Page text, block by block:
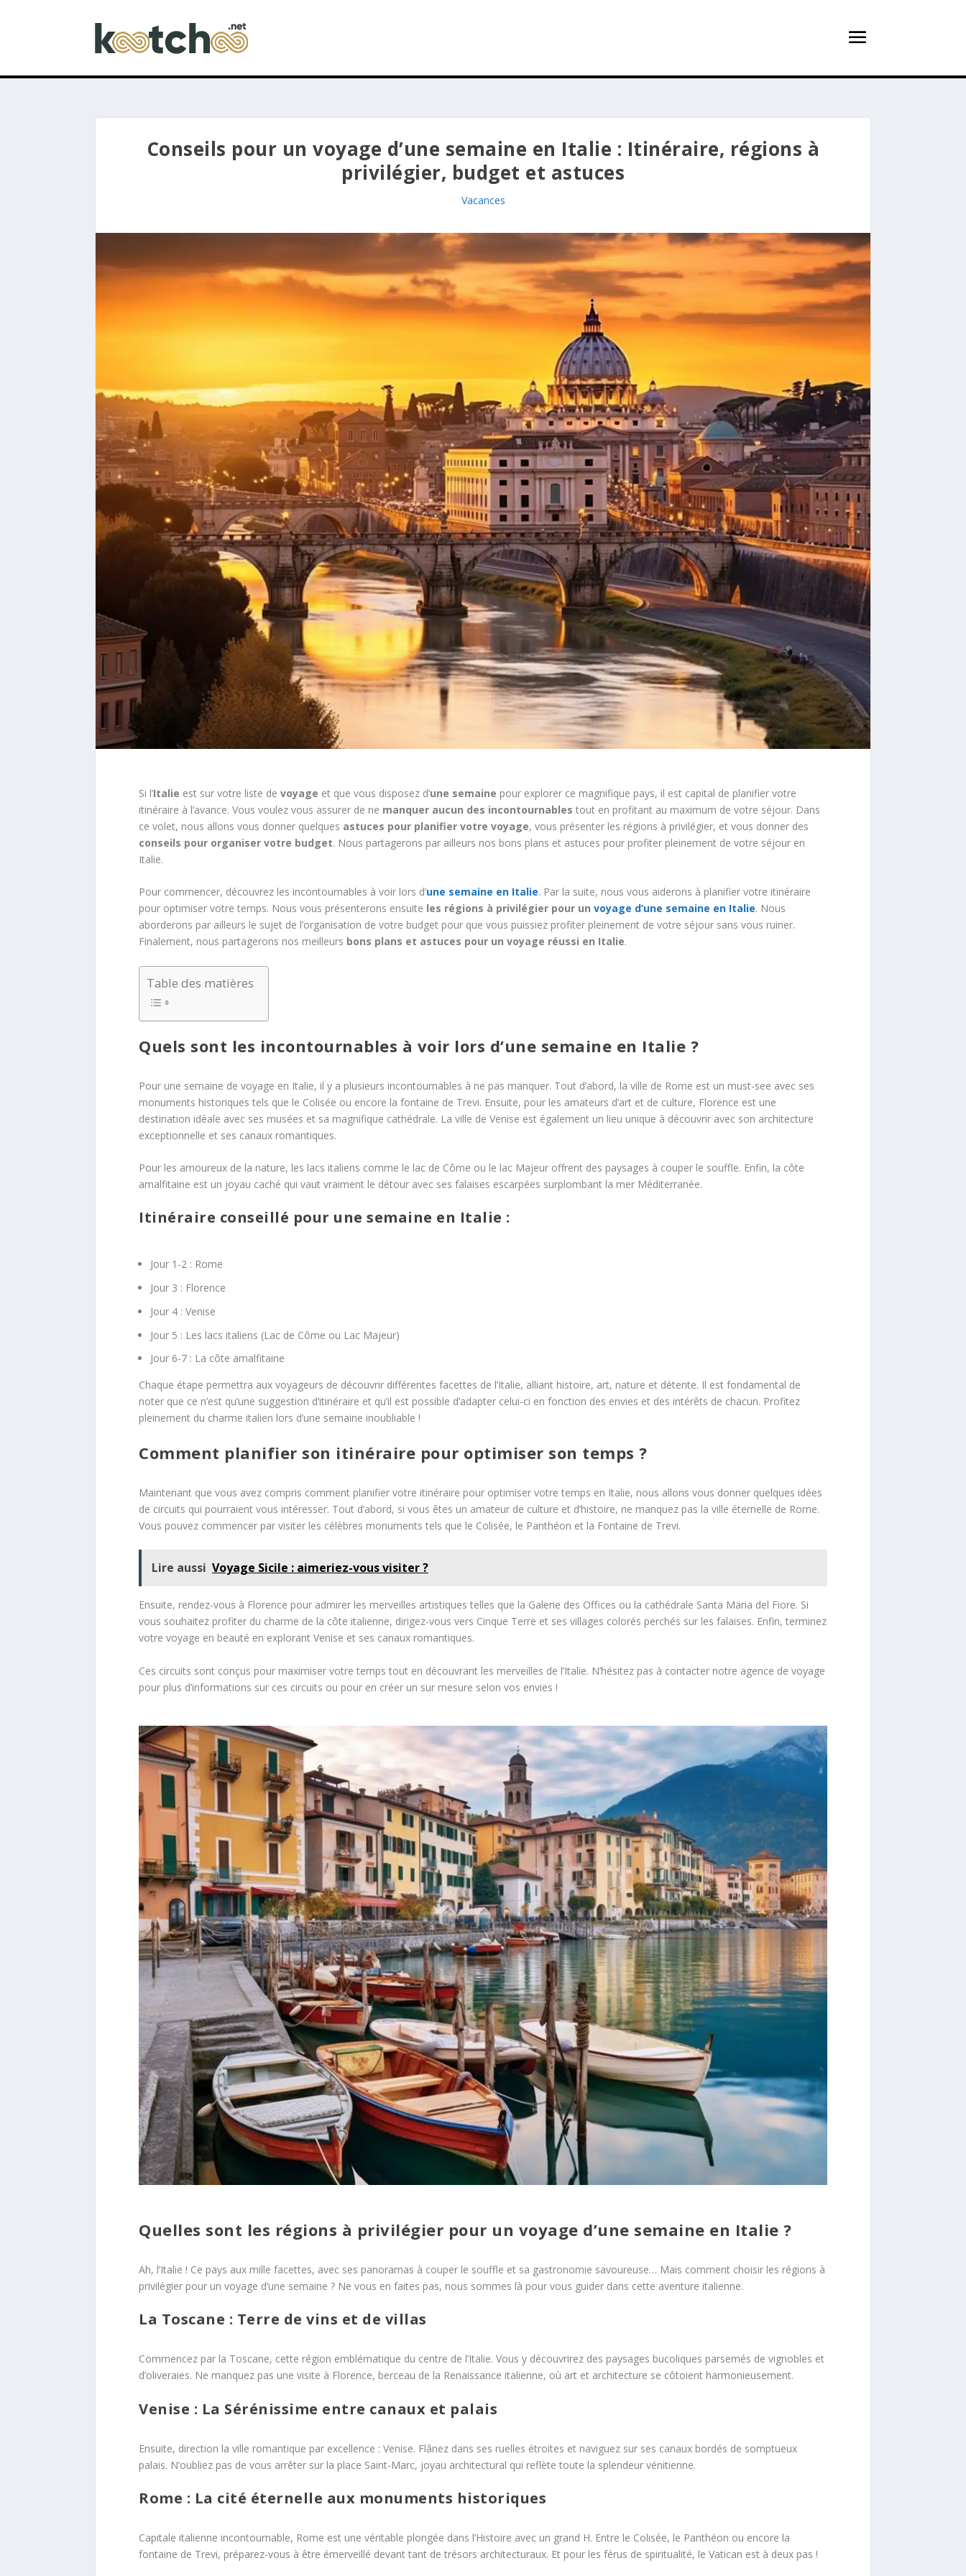
Conseils pour un voyage d’une semaine en Italie : Itinéraire, régions à
privilégier, budget et astuces
Vacances
Si l’Italie est sur votre liste de voyage et que vous disposez d’une semaine pour explorer ce magnifique pays, il est capital de planifier votre
itinéraire à l’avance. Vous voulez vous assurer de ne manquer aucun des incontournables tout en profitant au maximum de votre séjour. Dans
ce volet, nous allons vous donner quelques astuces pour planifier votre voyage, vous présenter les régions à privilégier, et vous donner des
conseils pour organiser votre budget. Nous partagerons par ailleurs nos bons plans et astuces pour profiter pleinement de votre séjour en
Italie.
Pour commencer, découvrez les incontournables à voir lors d’une semaine en Italie. Par la suite, nous vous aiderons à planifier votre itinéraire
pour optimiser votre temps. Nous vous présenterons ensuite les régions à privilégier pour un voyage d’une semaine en Italie. Nous
aborderons par ailleurs le sujet de l’organisation de votre budget pour que vous puissiez profiter pleinement de votre séjour sans vous ruiner.
Finalement, nous partagerons nos meilleurs bons plans et astuces pour un voyage réussi en Italie.
Table des matières
Quels sont les incontournables à voir lors d’une semaine en Italie ?
Pour une semaine de voyage en Italie, il y a plusieurs incontournables à ne pas manquer. Tout d’abord, la ville de Rome est un must-see avec ses
monuments historiques tels que le Colisée ou encore la fontaine de Trevi. Ensuite, pour les amateurs d’art et de culture, Florence est une
destination idéale avec ses musées et sa magnifique cathédrale. La ville de Venise est également un lieu unique à découvrir avec son architecture
exceptionnelle et ses canaux romantiques.
Pour les amoureux de la nature, les lacs italiens comme le lac de Côme ou le lac Majeur offrent des paysages à couper le souffle. Enfin, la côte
amalfitaine est un joyau caché qui vaut vraiment le détour avec ses falaises escarpées surplombant la mer Méditerranée.
Itinéraire conseillé pour une semaine en Italie :
Jour 1-2 : Rome
Jour 3 : Florence
Jour 4 : Venise
Jour 5 : Les lacs italiens (Lac de Côme ou Lac Majeur)
Jour 6-7 : La côte amalfitaine
Chaque étape permettra aux voyageurs de découvrir différentes facettes de l’Italie, alliant histoire, art, nature et détente. Il est fondamental de
noter que ce n’est qu’une suggestion d’itinéraire et qu’il est possible d’adapter celui-ci en fonction des envies et des intérêts de chacun. Profitez
pleinement du charme italien lors d’une semaine inoubliable !
Comment planifier son itinéraire pour optimiser son temps ?
Maintenant que vous avez compris comment planifier votre itinéraire pour optimiser votre temps en Italie, nous allons vous donner quelques idées
de circuits qui pourraient vous intéresser. Tout d’abord, si vous êtes un amateur de culture et d’histoire, ne manquez pas la ville éternelle de Rome.
Vous pouvez commencer par visiter les célèbres monuments tels que le Colisée, le Panthéon et la Fontaine de Trevi.
Lire aussi Voyage Sicile : aimeriez-vous visiter ?
Ensuite, rendez-vous à Florence pour admirer les merveilles artistiques telles que la Galerie des Offices ou la cathédrale Santa Maria del Fiore. Si
vous souhaitez profiter du charme de la côte italienne, dirigez-vous vers Cinque Terre et ses villages colorés perchés sur les falaises. Enfin, terminez
votre voyage en beauté en explorant Venise et ses canaux romantiques.
Ces circuits sont conçus pour maximiser votre temps tout en découvrant les merveilles de l’Italie. N’hésitez pas à contacter notre agence de voyage
pour plus d’informations sur ces circuits ou pour en créer un sur mesure selon vos envies !
Quelles sont les régions à privilégier pour un voyage d’une semaine en Italie ?
Ah, l’Italie ! Ce pays aux mille facettes, avec ses panoramas à couper le souffle et sa gastronomie savoureuse… Mais comment choisir les régions à
privilégier pour un voyage d’une semaine ? Ne vous en faites pas, nous sommes là pour vous guider dans cette aventure italienne.
La Toscane : Terre de vins et de villas
Commencez par la Toscane, cette région emblématique du centre de l’Italie. Vous y découvrirez des paysages bucoliques parsemés de vignobles et
d’oliveraies. Ne manquez pas une visite à Florence, berceau de la Renaissance italienne, où art et architecture se côtoient harmonieusement.
Venise : La Sérénissime entre canaux et palais
Ensuite, direction la ville romantique par excellence : Venise. Flânez dans ses ruelles étroites et naviguez sur ses canaux bordés de somptueux
palais. N’oubliez pas de vous arrêter sur la place Saint-Marc, joyau architectural qui reflète toute la splendeur vénitienne.
Rome : La cité éternelle aux monuments historiques
Capitale italienne incontournable, Rome est une véritable plongée dans l’Histoire avec un grand H. Entre le Colisée, le Panthéon ou encore la
fontaine de Trevi, préparez-vous à être émerveillé devant tant de trésors architecturaux. Et pour les férus de spiritualité, le Vatican est à deux pas !